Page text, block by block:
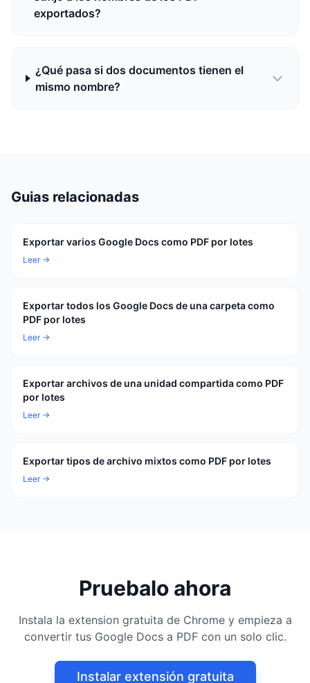
exportados?
¿Qué pasa si dos documentos tienen el
mismo nombre?
Guias relacionadas
Exportar varios Google Docs como PDF por lotes
Leer →
Exportar todos los Google Docs de una carpeta como
PDF por lotes
Leer →
Exportar archivos de una unidad compartida como PDF
por lotes
Leer →
Exportar tipos de archivo mixtos como PDF por lotes
Leer →
Pruebalo ahora
Instala la extension gratuita de Chrome y empieza a
convertir tus Google Docs a PDF con un solo clic.
Instalar extensión gratuita